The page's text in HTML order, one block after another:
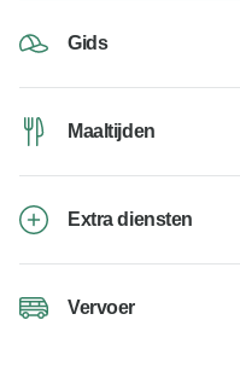
Gids
Maaltijden
Extra diensten
Vervoer